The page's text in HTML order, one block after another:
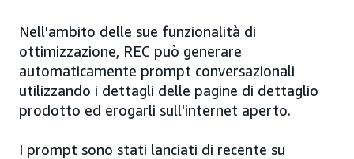
Nell'ambito delle sue funzionalità di
ottimizzazione, REC può generare
automaticamente prompt conversazionali
utilizzando i dettagli delle pagine di dettaglio
prodotto ed erogarli sull'internet aperto.
I prompt sono stati lanciati di recente su